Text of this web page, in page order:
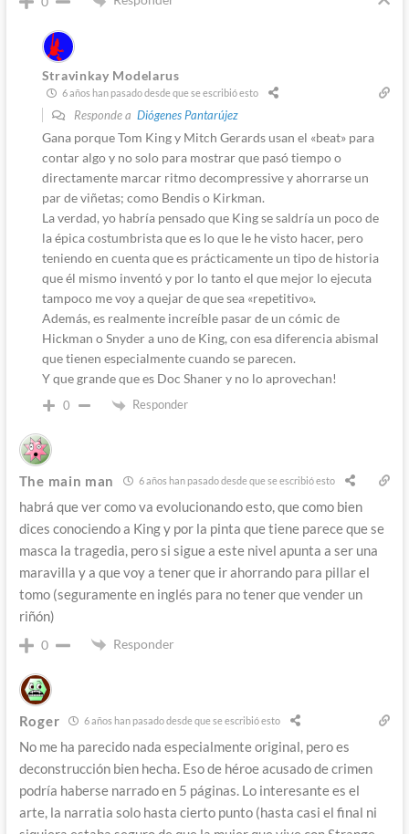
Stravinkay Modelarus
6 años han pasado desde que se escribió esto
Responde a Diógenes Pantarújez
Gana porque Tom King y Mitch Gerards usan el «beat» para
contar algo y no solo para mostrar que pasó tiempo o
directamente marcar ritmo decompressive y ahorrarse un
par de viñetas; como Bendis o Kirkman.
La verdad, yo habría pensado que King se saldría un poco de
la épica costumbrista que es lo que le he visto hacer, pero
teniendo en cuenta que es prácticamente un tipo de historia
que él mismo inventó y por lo tanto el que mejor lo ejecuta
tampoco me voy a quejar de que sea «repetitivo».
Además, es realmente increíble pasar de un cómic de
Hickman o Snyder a uno de King, con esa diferencia abismal
que tienen especialmente cuando se parecen.
Y que grande que es Doc Shaner y no lo aprovechan!
0 Responder
The main man 6 años han pasado desde que se escribió esto
habrá que ver como va evolucionando esto, que como bien
dices conociendo a King y por la pinta que tiene parece que se
masca la tragedia, pero si sigue a este nivel apunta a ser una
maravilla y a que voy a tener que ir ahorrando para pillar el
tomo (seguramente en inglés para no tener que vender un
riñón)
0 Responder
Roger 6 años han pasado desde que se escribió esto
No me ha parecido nada especialmente original, pero es
deconstrucción bien hecha. Eso de héroe acusado de crimen
podría haberse narrado en 5 páginas. Lo interesante es el
arte, la narratia solo hasta cierto punto (hasta casi el final ni